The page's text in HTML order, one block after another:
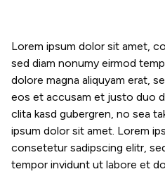
Lorem ipsum dolor sit amet,
sed diam nonumy eirmod
dolore magna aliquyam erat,
eos et accusam et justo duo
clita kasd gubergren, no sea
ipsum dolor sit amet. Lorem
consetetur sadipscing elitr,
tempor invidunt ut labore et